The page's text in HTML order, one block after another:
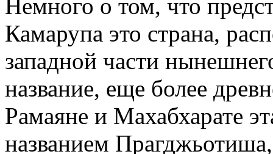
Немного о том, что
Камарупа это страна,
западной части
название, еще более
Рамаяне и Махабхарате
названием